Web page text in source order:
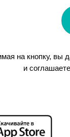
на кнопку, вы
и